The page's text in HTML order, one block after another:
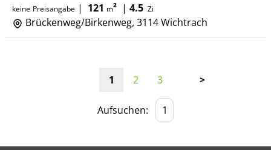
keine Preisangabe | 121 m² | 4.5 Zi
Brückenweg/Birkenweg, 3114 Wichtrach
1 2 3 >
Aufsuchen: